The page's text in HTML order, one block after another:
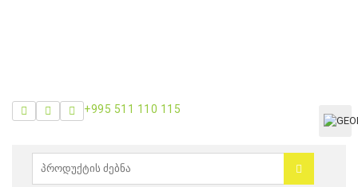
+995 511 110 115